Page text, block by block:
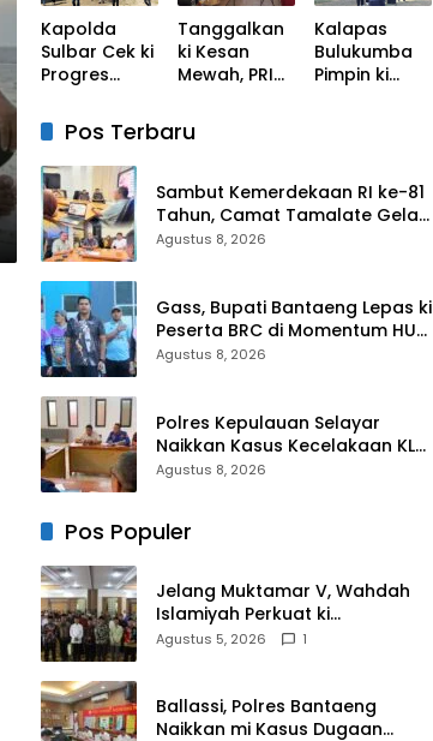
Rakor
Salsa ke
Tahap
Penyidikan
Kapolda
Sulbar Cek ki
Progres
Mamasa
Tanggalkan
ki Kesan
Mewah, PRI
Pasar Rakyat
Rayakan HUT
Ke-1
Kalapas
Bulukumba
Pimpin ki
Pos Terbaru
Sambut Kemerdekaan RI ke-81
Tahun, Camat Tamalate Gelar
ki Rakor
Agustus 8, 2026
Gass, Bupati Bantaeng Lepas ki
Peserta BRC di Momentum HUT
ke-10
Agustus 8, 2026
Polres Kepulauan Selayar
Naikkan Kasus Kecelakaan KLM
Nurul Salsa ke Tahap
Agustus 8, 2026
Pos Populer
Jelang Muktamar V, Wahdah
Islamiyah Perkuat ki
Wasathiyah dan Kebangsaan
Agustus 5, 2026 1
Ballassi, Polres Bantaeng
Naikkan mi Kasus Dugaan